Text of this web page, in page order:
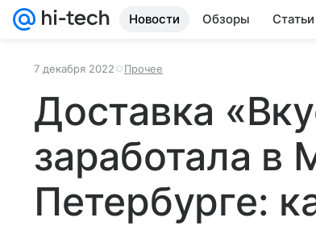
Новости Обзоры Статьи
7 декабря 2022 Прочее
Доставка
заработала в
Петербурге: